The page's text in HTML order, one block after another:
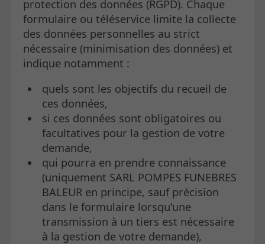
protection des données (RGPD). Chaque
formulaire ou téléservice limite la collecte
des données personnelles au strict
nécessaire (minimisation des données) et
indique notamment :
quels sont les objectifs du recueil de
ces données,
si ces données sont obligatoires ou
facultatives pour la gestion de votre
demande,
qui pourra en prendre connaissance
(uniquement SARL POMPES FUNEBRES
BALEUR en principe, sauf précision
dans le formulaire lorsqu'une
transmission à un tiers est nécessaire
à la gestion de votre demande),